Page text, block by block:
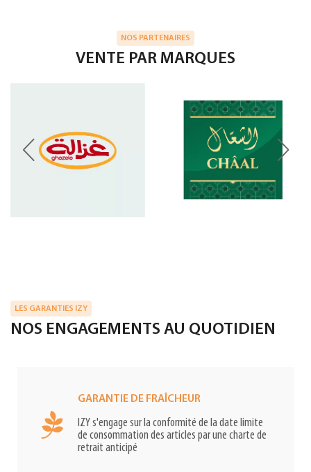
NOS PARTENAIRES
VENTE PAR MARQUES
LES GARANTIES IZY
NOS ENGAGEMENTS AU QUOTIDIEN
GARANTIE DE FRAÎCHEUR
IZY s'engage sur la conformité de la date limite
de consommation des articles par une charte de
retrait anticipé